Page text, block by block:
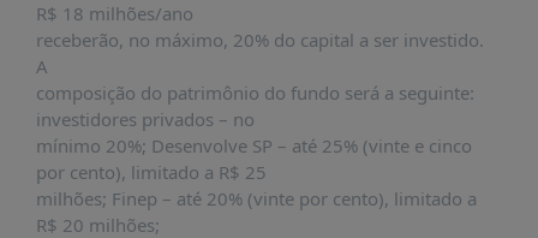
PUBLICAÇÕES
RUMOS
LIVROS
ESTUDOS
NOTÍCIAS
R$ 18 milhões/ano
receberão, no máximo, 20% do capital a ser investido.
A
composição do patrimônio do fundo será a seguinte:
investidores privados – no
mínimo 20%; Desenvolve SP – até 25% (vinte e cinco
por cento), limitado a R$ 25
milhões; Finep – até 20% (vinte por cento), limitado a
R$ 20 milhões;